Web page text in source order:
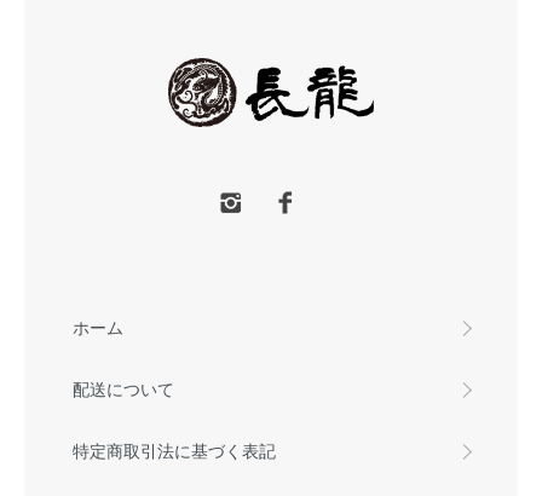
ホーム
配送について
特定商取引法に基づく表記